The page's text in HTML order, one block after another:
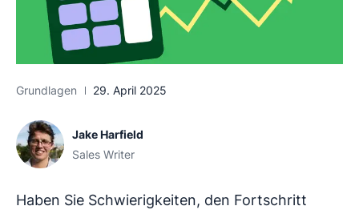
Grundlagen 29. April 2025
Jake Harfield
Sales Writer
Haben Sie Schwierigkeiten, den Fortschritt